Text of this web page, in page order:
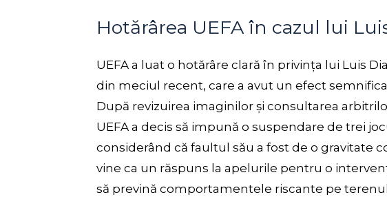
Hotărârea UEFA în cazul lui
UEFA a luat o hotărâre clară în privința lui Luis
din meciul recent, care a avut un efect
După revizuirea imaginilor și consultarea
UEFA a decis să impună o suspendare de trei
considerând că faultul său a fost de o gravitate
vine ca un răspuns la apelurile pentru o
să prevină comportamentele riscante pe